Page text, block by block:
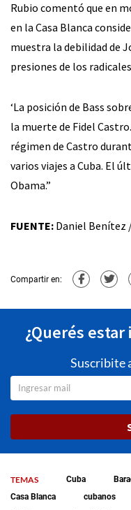
Rubio comentó que en
en la Casa Blanca
muestra la debilidad de
presiones de los
‘La posición de Bass
la muerte de Fidel
régimen de Castro
varios viajes a Cuba. El
Obama.”
FUENTE: Daniel Benítez
Compartir en:
¿Querés
Suscribite
TEMAS Cuba
Casa Blanca
cubanos